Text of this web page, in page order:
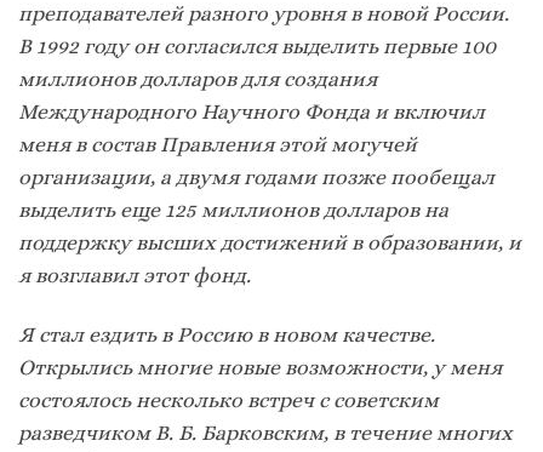
преподавателей разного уровня в новой России.
В 1992 году он согласился выделить первые 100
миллионов долларов для создания
Международного Научного Фонда и включил
меня в состав Правления этой могучей
организации, а двумя годами позже пообещал
выделить еще 125 миллионов долларов на
поддержку высших достижений в образовании, и
я возглавил этот фонд.
Я стал ездить в Россию в новом качестве.
Открылись многие новые возможности, у меня
состоялось несколько встреч с советским
разведчиком В. Б. Барковским, в течение многих